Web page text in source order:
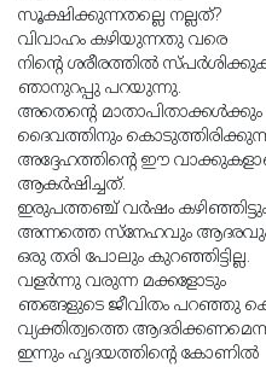
സൂക്ഷിക്കുന്നതല്ലെ നല്ലത്?
വിവാഹം കഴിയുന്നതു വരെ
നിൻ്റെ ശരീരത്തിൽ
ഞാനുറപ്പു പറയുന്നു.
അതെൻ്റെ മാതാപിതാക്കൾക്കും
ദൈവത്തിനും
അദ്ദേഹത്തിൻ്റെ ഈ
ആകർഷിച്ചത്.
ഇരുപത്തഞ്ച് വർഷം
അന്നത്തെ സ്നേഹവും
ഒരു തരി പോലും കുറഞ്ഞിട്ടില്ല.
വളർന്നു വരുന്ന മക്കളോടും
ഞങ്ങളുടെ ജീവിതം പറഞ്ഞു
വ്യക്തിത്വത്തെ
ഇന്നും ഹൃദയത്തിൻ്റെ കോണിൽ